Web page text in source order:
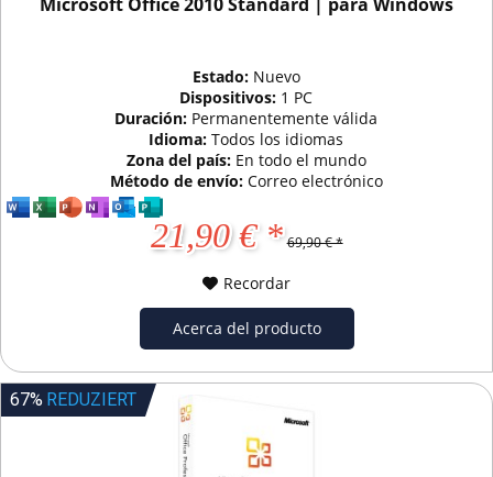
Estado: Nuevo
Dispositivos: 1 PC
Duración: Permanentemente válida
Idioma:Todos los idiomas
Zona del país: En todo el mundo
Método de envío: Correo electrónico
21,90 € * 69,90 € *
Recordar
Acerca del producto
67% REDUZIERT